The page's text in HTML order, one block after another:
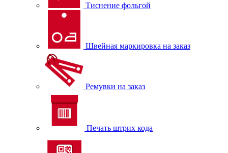
Тиснение фольгой
Швейная маркировка на заказ
Ремувки на заказ
Печать штрих кода